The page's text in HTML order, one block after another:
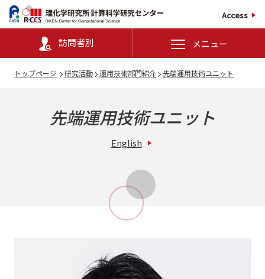
Access
訪問者別 メニュー
トップページ 研究活動 運用技術部門紹介 先端運用技術ユニット
先端運用技術ユニット
English